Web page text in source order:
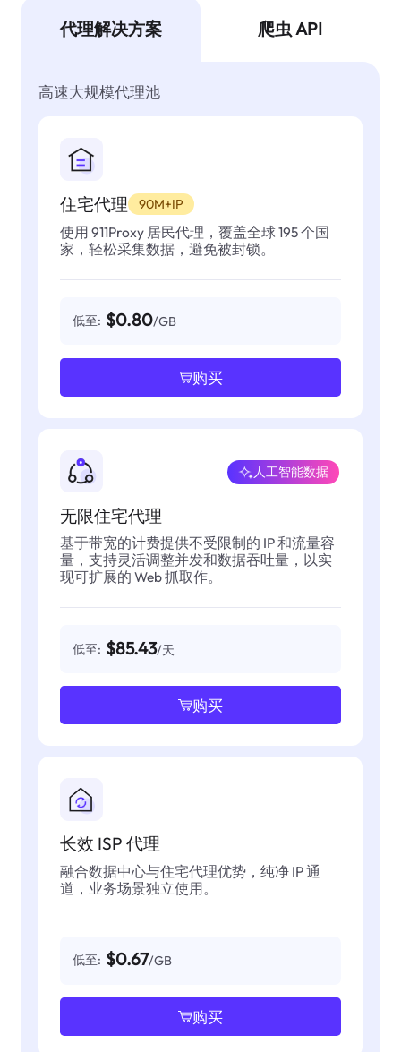
代理解决方案 爬虫 API
高速大规模代理池
住宅代理 90M+IP
使用 911Proxy 居民代理，覆盖全球 195 个国
家，轻松采集数据，避免被封锁。
低至: $0.80/GB
购买
无限住宅代理
人工智能数据
基于带宽的计费提供不受限制的 IP 和流量容
量，支持灵活调整并发和数据吞吐量，以实
现可扩展的 Web 抓取作。
低至: $85.43/天
购买
长效 ISP 代理
融合数据中心与住宅代理优势，纯净 IP 通
道，业务场景独立使用。
低至: $0.67/GB
购买